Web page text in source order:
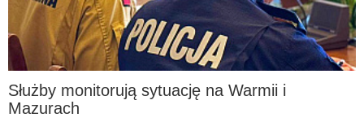
Służby monitorują sytuację na Warmii i
Mazurach